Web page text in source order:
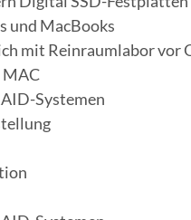
und MacBooks
mit Reinraumlabor vor
MAC
Systemen